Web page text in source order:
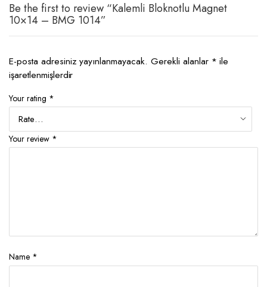
Be the first to review “Kalemli Bloknotlu Magnet
10×14 – BMG 1014”
E-posta adresiniz yayınlanmayacak. Gerekli alanlar * ile
işaretlenmişlerdir
Your rating *
Your review *
Name *